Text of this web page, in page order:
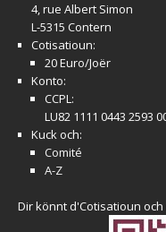
4, rue Albert Simon
L-5315 Contern
Cotisatioun:
20 Euro/Joër
Konto:
CCPL:
LU82 1111 0443 2593
Kuck och:
Comité
A-Z
Dir könnt d'Cotisatioun